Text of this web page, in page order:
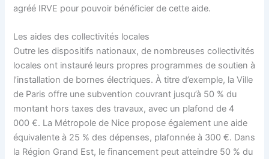
agréé IRVE pour pouvoir bénéficier de cette aide.
Les aides des collectivités locales
Outre les dispositifs nationaux, de nombreuses collectivités
locales ont instauré leurs propres programmes de soutien à
l’installation de bornes électriques. À titre d’exemple, la Ville
de Paris offre une subvention couvrant jusqu’à 50 % du
montant hors taxes des travaux, avec un plafond de 4
000 €. La Métropole de Nice propose également une aide
équivalente à 25 % des dépenses, plafonnée à 300 €. Dans
la Région Grand Est, le financement peut atteindre 50 % du